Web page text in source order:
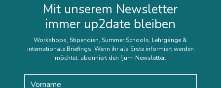
Mit unserem Newsletter
immer up2date bleiben
Workshops, Stipendien, Summer Schools, Lehrgänge &
internationale Briefings: Wenn ihr als Erste informiert werden
möchtet, abonniert den fjum-Newsletter.